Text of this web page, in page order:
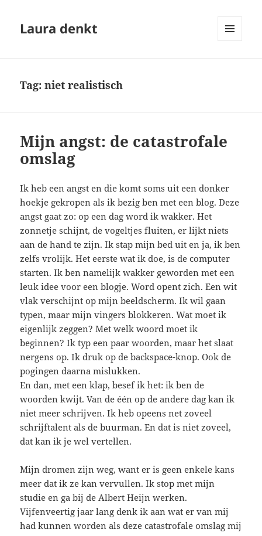
Laura denkt
Tag:niet realistisch
Mijn angst: de catastrofale
omslag
Ik heb een angst en die komt soms uit een donker
hoekje gekropen als ik bezig ben met een blog. Deze
angst gaat zo: op een dag word ik wakker. Het
zonnetje schijnt, de vogeltjes fluiten, er lijkt niets
aan de hand te zijn. Ik stap mijn bed uit en ja, ik ben
zelfs vrolijk. Het eerste wat ik doe, is de computer
starten. Ik ben namelijk wakker geworden met een
leuk idee voor een blogje. Word opent zich. Een wit
vlak verschijnt op mijn beeldscherm. Ik wil gaan
typen, maar mijn vingers blokkeren. Wat moet ik
eigenlijk zeggen? Met welk woord moet ik
beginnen? Ik typ een paar woorden, maar het slaat
nergens op. Ik druk op de backspace-knop. Ook de
pogingen daarna mislukken.
En dan, met een klap, besef ik het: ik ben de
woorden kwijt. Van de één op de andere dag kan ik
niet meer schrijven. Ik heb opeens net zoveel
schrijftalent als de buurman. En dat is niet zoveel,
dat kan ik je wel vertellen.
Mijn dromen zijn weg, want er is geen enkele kans
meer dat ik ze kan vervullen. Ik stop met mijn
studie en ga bij de Albert Heijn werken.
Vijfenveertig jaar lang denk ik aan wat er van mij
had kunnen worden als deze catastrofale omslag mij